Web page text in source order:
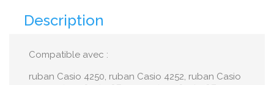
Description
Compatible avec :
ruban Casio 4250, ruban Casio 4252, ruban Casio